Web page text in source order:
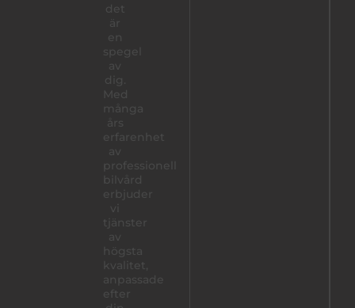
det
är
en
spegel
av
dig.
Med
många
års
erfarenhet
av
professionell
bilvård
erbjuder
vi
tjänster
av
högsta
kvalitet,
anpassade
efter